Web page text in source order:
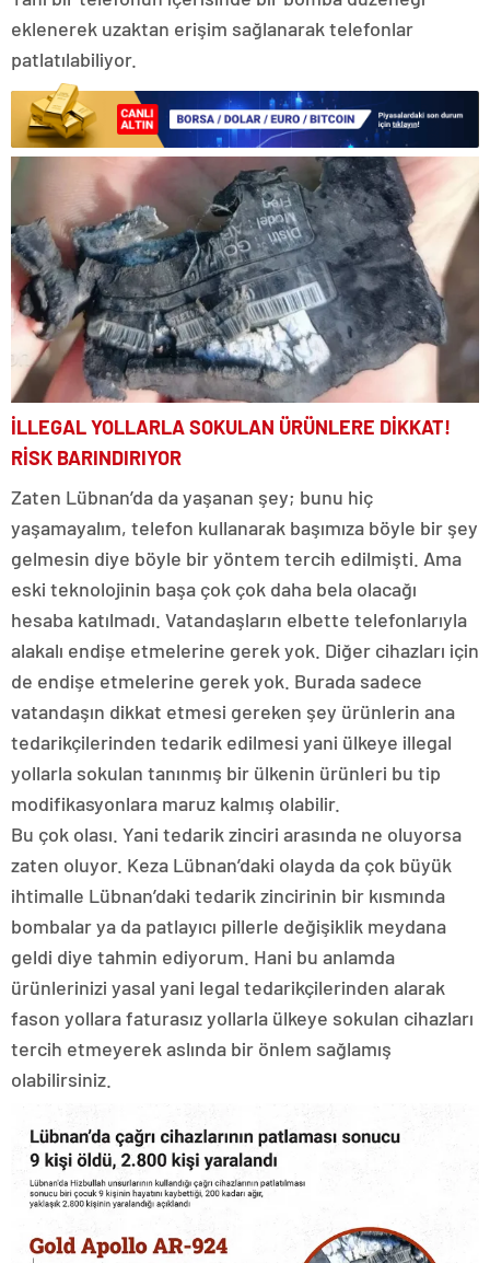
eklenerek uzaktan erişim sağlanarak telefonlar
patlatılabiliyor.
İLLEGAL YOLLARLA SOKULAN ÜRÜNLERE DİKKAT!
RİSK BARINDIRIYOR
Zaten Lübnan’da da yaşanan şey; bunu hiç
yaşamayalım, telefon kullanarak başımıza böyle bir şey
gelmesin diye böyle bir yöntem tercih edilmişti. Ama
eski teknolojinin başa çok çok daha bela olacağı
hesaba katılmadı. Vatandaşların elbette telefonlarıyla
alakalı endişe etmelerine gerek yok. Diğer cihazları için
de endişe etmelerine gerek yok. Burada sadece
vatandaşın dikkat etmesi gereken şey ürünlerin ana
tedarikçilerinden tedarik edilmesi yani ülkeye illegal
yollarla sokulan tanınmış bir ülkenin ürünleri bu tip
modifikasyonlara maruz kalmış olabilir.
Bu çok olası. Yani tedarik zinciri arasında ne oluyorsa
zaten oluyor. Keza Lübnan’daki olayda da çok büyük
ihtimalle Lübnan’daki tedarik zincirinin bir kısmında
bombalar ya da patlayıcı pillerle değişiklik meydana
geldi diye tahmin ediyorum. Hani bu anlamda
ürünlerinizi yasal yani legal tedarikçilerinden alarak
fason yollara faturasız yollarla ülkeye sokulan cihazları
tercih etmeyerek aslında bir önlem sağlamış
olabilirsiniz.